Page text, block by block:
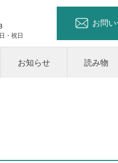
・祝日
お問
お知らせ 読み物